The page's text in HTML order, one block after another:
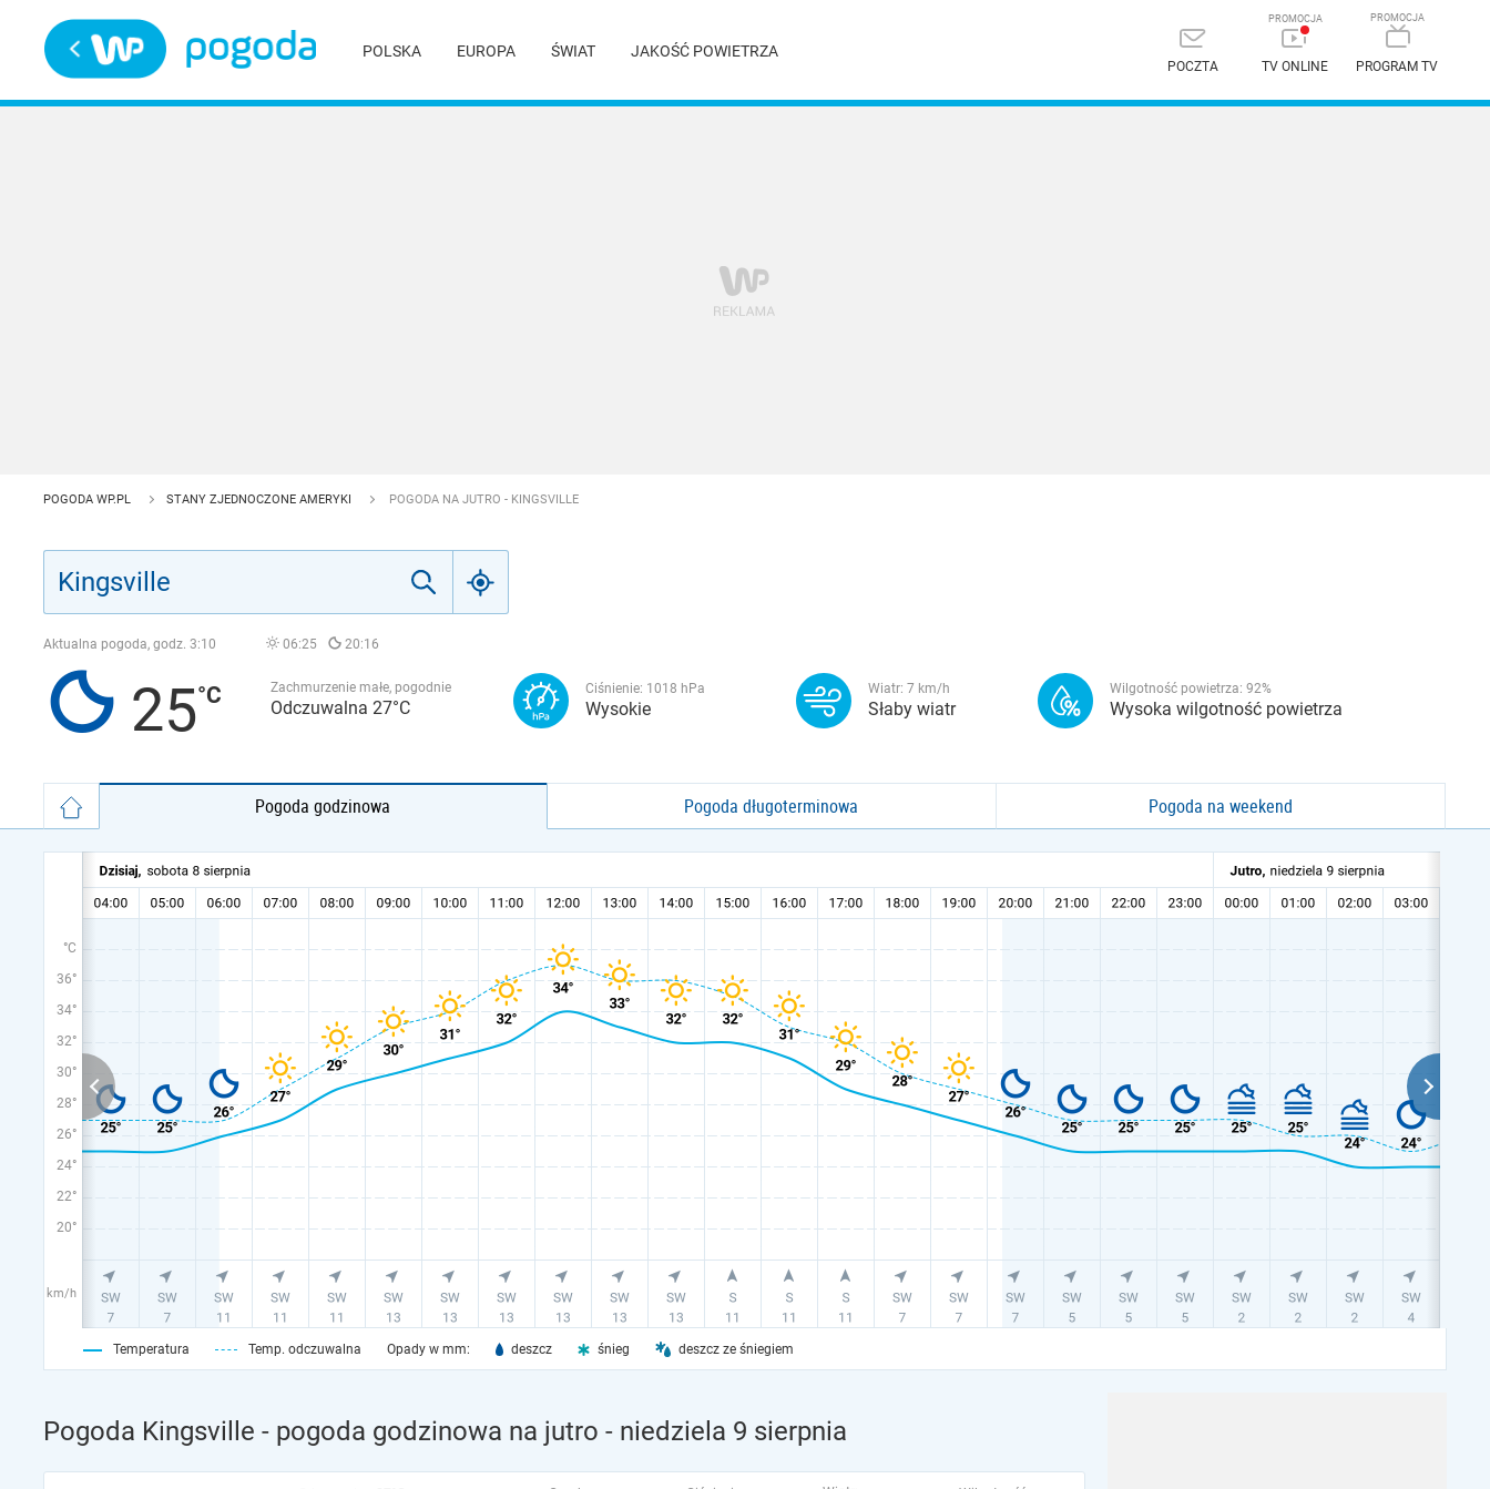
POLSKA EUROPA ŚWIAT JAKOŚĆ POWIETRZA
POCZTA TV ONLINE PROGRAM TV
POGODA WP.PL STANY ZJEDNOCZONE AMERYKI POGODA NA JUTRO - KINGSVILLE
Aktualna pogoda, godz. 3:10 06:25 20:16
25 Zachmurzenie małe, pogodnie
Odczuwalna 27°C
Ciśnienie: 1018 hPa
Wysokie
Wiatr: 7 km/h
Słaby wiatr
Wilgotność powietrza: 92%
Wysoka wilgotność powietrza
Pogoda godzinowa Pogoda długoterminowa Pogoda na weekend
°C
36°
34°
32°
30°
28°
26°
24°
22°
20°
km/h
Temperatura Temp. odczuwalna Opady w mm: deszcz śnieg deszcz ze śniegiem
Pogoda Kingsville - pogoda godzinowa na jutro - niedziela 9 sierpnia